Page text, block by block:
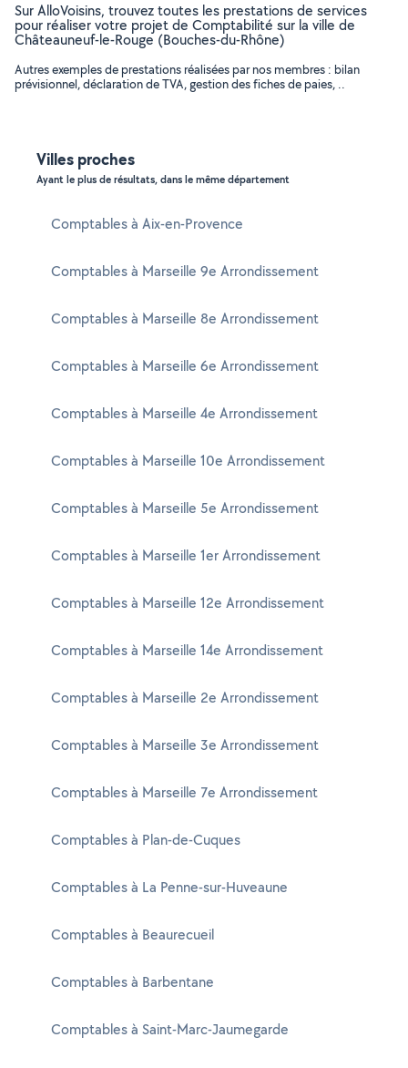
Sur AlloVoisins, trouvez toutes les prestations de services
pour réaliser votre projet de Comptabilité sur la ville de
Châteauneuf-le-Rouge (Bouches-du-Rhône)
Autres exemples de prestations réalisées par nos membres : bilan
prévisionnel, déclaration de TVA, gestion des fiches de paies, ..
Villes proches
Ayant le plus de résultats, dans le même département
Comptables à Aix-en-Provence
Comptables à Marseille 9e Arrondissement
Comptables à Marseille 8e Arrondissement
Comptables à Marseille 6e Arrondissement
Comptables à Marseille 4e Arrondissement
Comptables à Marseille 10e Arrondissement
Comptables à Marseille 5e Arrondissement
Comptables à Marseille 1er Arrondissement
Comptables à Marseille 12e Arrondissement
Comptables à Marseille 14e Arrondissement
Comptables à Marseille 2e Arrondissement
Comptables à Marseille 3e Arrondissement
Comptables à Marseille 7e Arrondissement
Comptables à Plan-de-Cuques
Comptables à La Penne-sur-Huveaune
Comptables à Beaurecueil
Comptables à Barbentane
Comptables à Saint-Marc-Jaumegarde